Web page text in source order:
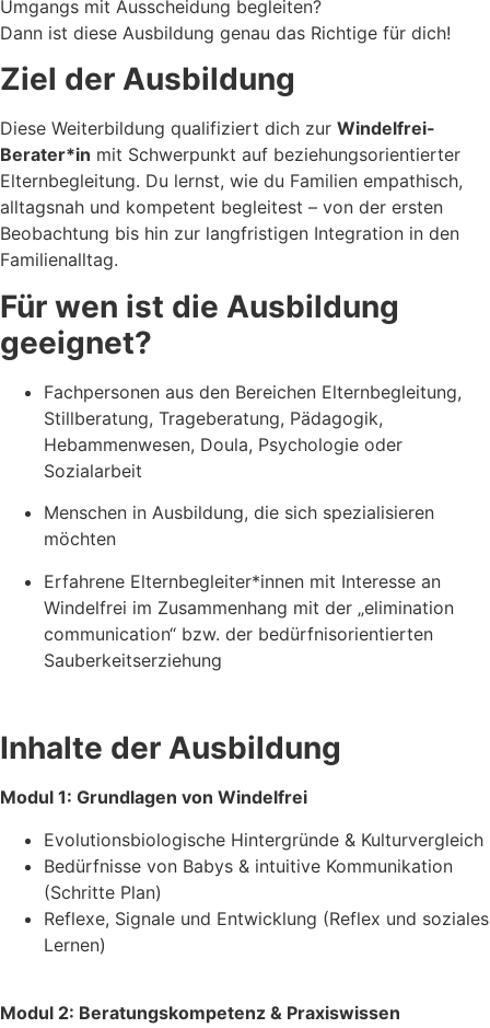
Umgangs mit Ausscheidung begleiten?
Dann ist diese Ausbildung genau das Richtige für dich!
Ziel der Ausbildung
Diese Weiterbildung qualifiziert dich zur Windelfrei-
Berater*in mit Schwerpunkt auf beziehungsorientierter
Elternbegleitung. Du lernst, wie du Familien empathisch,
alltagsnah und kompetent begleitest – von der ersten
Beobachtung bis hin zur langfristigen Integration in den
Familienalltag.
Für wen ist die Ausbildung
geeignet?
Fachpersonen aus den Bereichen Elternbegleitung,
Stillberatung, Trageberatung, Pädagogik,
Hebammenwesen, Doula, Psychologie oder
Sozialarbeit
Menschen in Ausbildung, die sich spezialisieren
möchten
Erfahrene Elternbegleiter*innen mit Interesse an
Windelfrei im Zusammenhang mit der „elimination
communication“ bzw. der bedürfnisorientierten
Sauberkeitserziehung
Inhalte der Ausbildung
Modul 1: Grundlagen von Windelfrei
Evolutionsbiologische Hintergründe & Kulturvergleich
Bedürfnisse von Babys & intuitive Kommunikation
(Schritte Plan)
Reflexe, Signale und Entwicklung (Reflex und soziales
Lernen)
Modul 2: Beratungskompetenz & Praxiswissen